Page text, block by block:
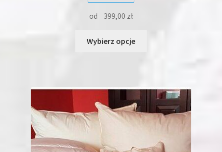
od 399,00 zł
Wybierz opcje
Opcje
można
wybrać
stronie